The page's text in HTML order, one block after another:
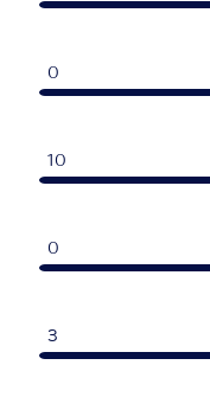
0
10
0
3